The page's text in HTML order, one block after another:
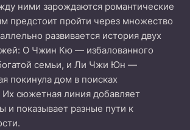
ними зарождаются романтические
предстоит пройти через множество
развивается история двух
О Чжин Кю — избалованного
семьи, и Ли Чжи Юн —
покинула дом в поисках
Их сюжетная линия добавляет
и показывает разные пути к